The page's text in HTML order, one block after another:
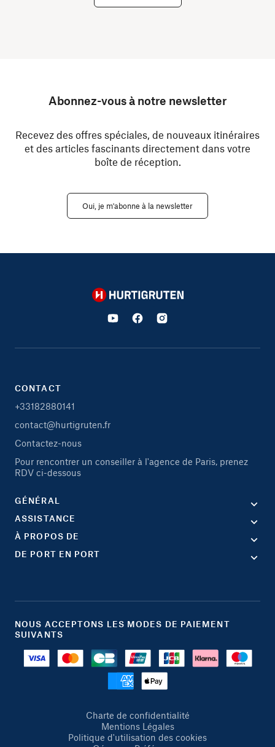
Abonnez-vous à notre newsletter
Recevez des offres spéciales, de nouveaux itinéraires
et des articles fascinants directement dans votre
boîte de réception.
Oui, je m'abonne à la newsletter
Hurtigruten
CONTACT
+33182880141
contact@hurtigruten.fr
Contactez-nous
Pour rencontrer un conseiller à l'agence de Paris, prenez
RDV ci-dessous
GÉNÉRAL
ASSISTANCE
À PROPOS DE
DE PORT EN PORT
NOUS ACCEPTONS LES MODES DE PAIEMENT
SUIVANTS
Charte de confidentialité
Mentions Légales
Politique d'utilisation des cookies